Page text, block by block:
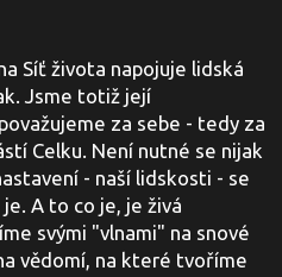
Síť života napojuje lidská
Jsme totiž její
za sebe - tedy za
Celku. Není nutné se nijak
- naší lidskosti - se
A to co je, je živá
svými "vlnami" na snové
vědomí, na které tvoříme